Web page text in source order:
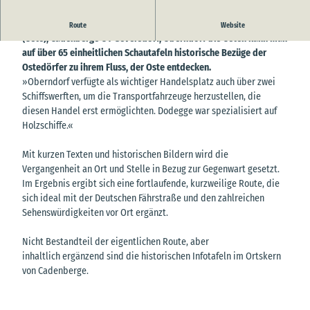
Route Website
Entlang der historischen Ostedeichroute von Belum über Neuhaus
(Oste), Cadenberge OT Geversdorf, Oberndorf bis Osten kann man
auf über 65 einheitlichen Schautafeln historische Bezüge der
Ostedörfer zu ihrem Fluss, der Oste entdecken.
»Oberndorf verfügte als wichtiger Handelsplatz auch über zwei
Schiffswerften, um die Transportfahrzeuge herzustellen, die
diesen Handel erst ermöglichten. Dodegge war spezialisiert auf
Holzschiffe.«
Mit kurzen Texten und historischen Bildern wird die
Vergangenheit an Ort und Stelle in Bezug zur Gegenwart gesetzt.
Im Ergebnis ergibt sich eine fortlaufende, kurzweilige Route, die
sich ideal mit der Deutschen Fährstraße und den zahlreichen
Sehenswürdigkeiten vor Ort ergänzt.
Nicht Bestandteil der eigentlichen Route, aber
inhaltlich ergänzend sind die historischen Infotafeln im Ortskern
von Cadenberge.